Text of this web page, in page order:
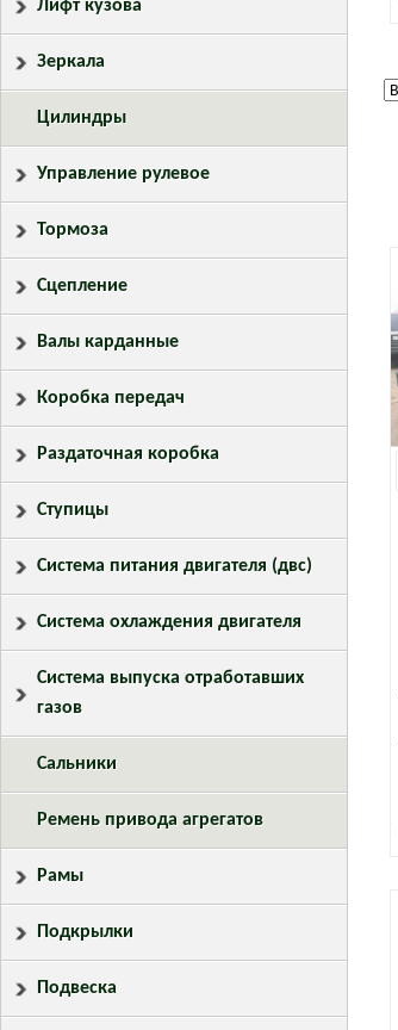
Лифт кузова
Зеркала
Цилиндры
Управление рулевое
Тормоза
Сцепление
Валы карданные
Коробка передач
Раздаточная коробка
Ступицы
Система питания двигателя (двс)
Система охлаждения двигателя
Система выпуска отработавших
газов
Сальники
Ремень привода агрегатов
Рамы
Подкрылки
Подвеска